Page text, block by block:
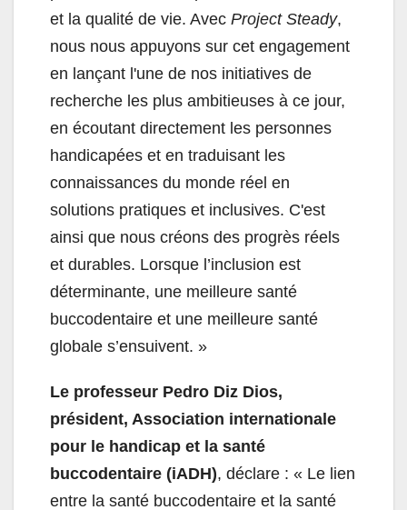
et la qualité de vie. Avec Project Steady,
nous nous appuyons sur cet engagement
en lançant l'une de nos initiatives de
recherche les plus ambitieuses à ce jour,
en écoutant directement les personnes
handicapées et en traduisant les
connaissances du monde réel en
solutions pratiques et inclusives. C'est
ainsi que nous créons des progrès réels
et durables. Lorsque l’inclusion est
déterminante, une meilleure santé
buccodentaire et une meilleure santé
globale s’ensuivent. »
Le professeur Pedro Diz Dios,
président, Association internationale
pour le handicap et la santé
buccodentaire (iADH), déclare : « Le lien
entre la santé buccodentaire et la santé